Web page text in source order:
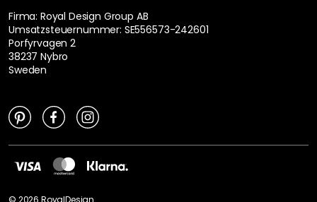
Firma: Royal Design Group AB
Umsatzsteuernummer: SE556573-242601
Porfyrvagen 2
38237 Nybro
Sweden